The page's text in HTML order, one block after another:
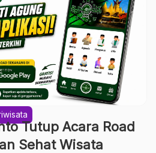
Tutup Acara Road
Sehat Wisata